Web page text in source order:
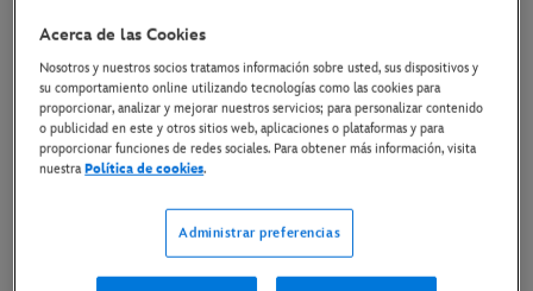
27 de enero de 2026
La primera entrega de 'Love Story', la nueva
antología de Ryan Murphy, explora el romancede
La miniserie está protagonizada por Sarah Pidgeon
yPaul Anthony Kelly
Acerca de las Cookies
Nosotros y nuestros socios tratamos información sobre usted, sus dispositivos y
su comportamiento online utilizando tecnologías como las cookies para
proporcionar, analizar y mejorar nuestros servicios; para personalizar contenido
o publicidad en este y otros sitios web, aplicaciones o plataformas y para
proporcionar funciones de redes sociales. Para obtener más información, visita
nuestraPolítica de cookies.
Administrar preferencias